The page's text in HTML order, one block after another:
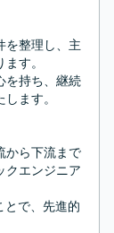
を整理し、主
す。
を持ち、継続
ます。
から下流まで
クエンジニア
とで、先進的